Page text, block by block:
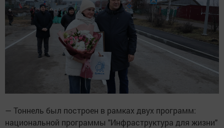
— Тоннель был построен в рамках двух программ:
национальной программы "Инфраструктура для жизни"